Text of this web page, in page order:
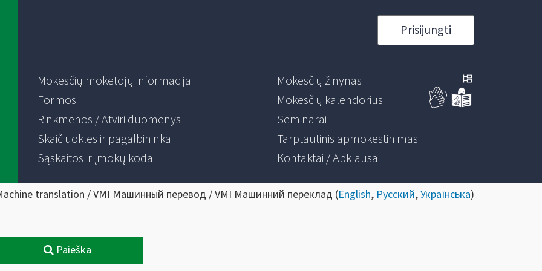
Prisijungti
Mokesčių mokėtojų informacija
Formos
Rinkmenos / Atviri duomenys
Skaičiuoklės ir pagalbininkai
Sąskaitos ir įmokų kodai
Mokesčių žinynas
Mokesčių kalendorius
Seminarai
Tarptautinis apmokestinimas
Kontaktai / Apklausa
translation / VMI Машинный перевод / VMI Машинний переклад (English, Русский,Українська)
Paieška